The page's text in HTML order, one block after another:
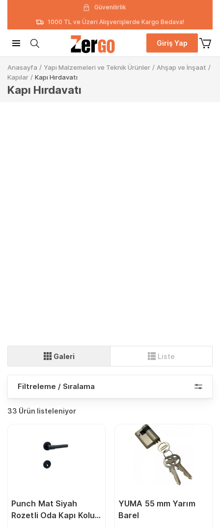
Güvenilirlik
1000 TL ve Üzeri Alışverişlerde Kargo Bedava!
Giriş Yap
Anasayfa / Yapı Malzemeleri ve Teknik Ürünler / Ahşap ve İnşaat /
Kapılar / Kapı Hırdavatı
Kapı Hırdavatı
Galeri Liste
Filtreleme / Sıralama
33 Ürün listeleniyor
Punch Mat Siyah
Rozetli Oda Kapı Kolu 1
YUMA 55 mm Yarım
Barel